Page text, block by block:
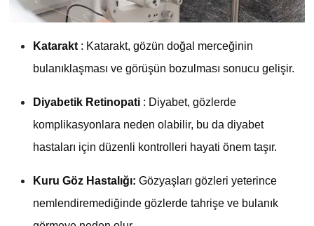
Katarakt: Katarakt, gözün doğal merceğinin
bulanıklaşması ve görüşün bozulması sonucu gelişir.
Diyabetik Retinopati: Diyabet, gözlerde
komplikasyonlara neden olabilir, bu da diyabet
hastaları için düzenli kontrolleri hayati önem taşır.
Kuru Göz Hastalığı: Gözyaşları gözleri yeterince
nemlendiremediğinde gözlerde tahrişe ve bulanık